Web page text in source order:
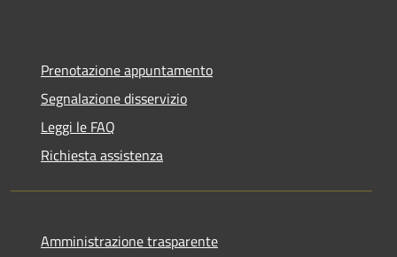
Prenotazione appuntamento
Segnalazione disservizio
Leggi le FAQ
Richiesta assistenza
Amministrazione trasparente